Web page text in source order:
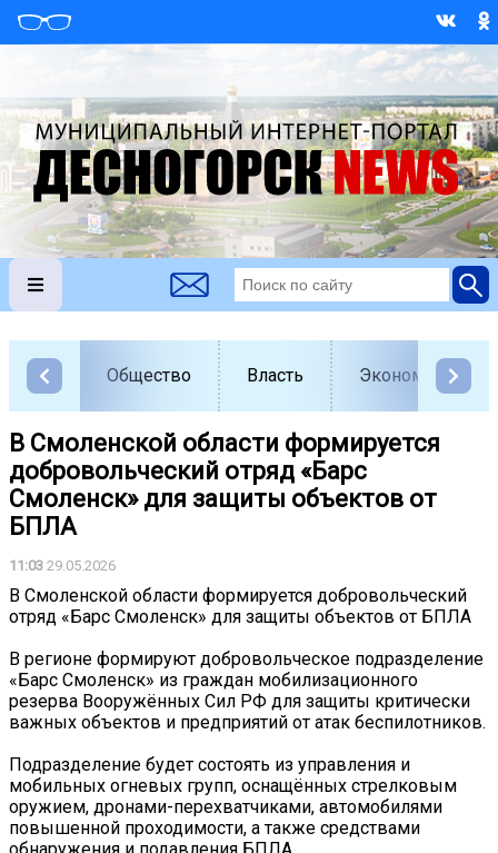
Общество Власть Экономика
В Смоленской области формируется
добровольческий отряд «Барс
Смоленск» для защиты объектов от
БПЛА
11:03 29.05.2026
В Смоленской области формируется добровольческий
отряд «Барс Смоленск» для защиты объектов от БПЛА
В регионе формируют добровольческое подразделение
«Барс Смоленск» из граждан мобилизационного
резерва Вооружённых Сил РФ для защиты критически
важных объектов и предприятий от атак беспилотников.
Подразделение будет состоять из управления и
мобильных огневых групп, оснащённых стрелковым
оружием, дронами-перехватчиками, автомобилями
повышенной проходимости, а также средствами